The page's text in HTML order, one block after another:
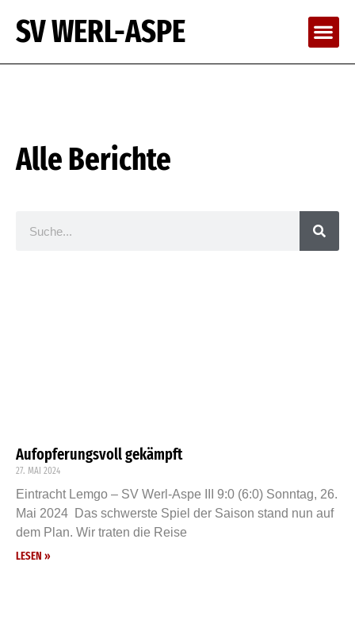
SV WERL-ASPE
Alle Berichte
Aufopferungsvoll gekämpft
27. MAI 2024
Eintracht Lemgo – SV Werl-Aspe III 9:0 (6:0) Sonntag, 26.
Mai 2024 Das schwerste Spiel der Saison stand nun auf
dem Plan. Wir traten die Reise
LESEN »